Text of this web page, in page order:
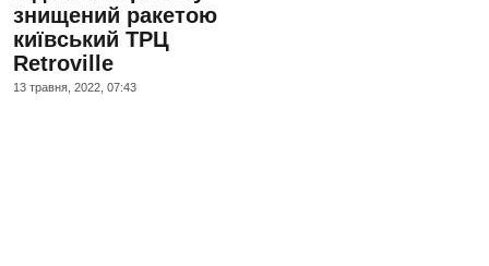
знищений ракетою
київський ТРЦ
Retroville
13 травня, 2022, 07:43